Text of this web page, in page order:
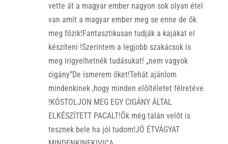
vette át a magyar ember nagyon sok olyan étel
van amit a magyar ember meg se enne de ők
meg főzik!Fantasztikusan tudják a kajákat el
készíteni !Szerintem a legjobb szakácsok is
meg irigyelhetnék tudásukat! „nem vagyok
cigány”De ismerem őket!Tehát ajánlom
mindenkinek ,hogy minden előítéletet félretéve
!KÓSTOLJON MEG EGY CIGÁNY ÁLTAL
ELKÉSZÍTETT PACALT!Ők még talán velőt is
tesznek bele ha jól tudom!JÓ ÉTVÁGYAT